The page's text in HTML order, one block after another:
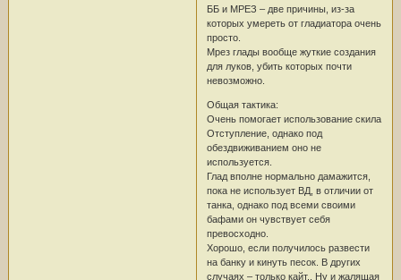
ББ и МРЕЗ – две причины, из-за
которых умереть от гладиатора очень
просто.
Мрез глады вообще жуткие создания
для луков, убить которых почти
невозможно.
Общая тактика:
Очень помогает использование скила
Отступление, однако под
обездвиживанием оно не
используется.
Глад вполне нормально дамажится,
пока не использует ВД, в отличии от
танка, однако под всеми своими
бафами он чувствует себя
превосходно.
Хорошо, если получилось развести
на банку и кинуть песок. В других
случаях – только кайт.. Ну и жалящая